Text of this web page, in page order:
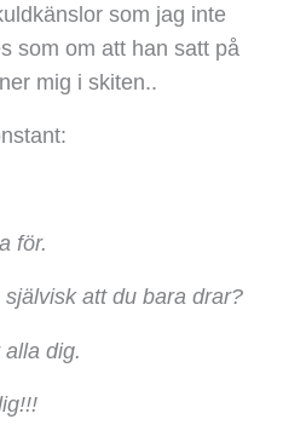
som jag inte
som om att han satt på
mig i skiten..
för.
att du bara drar?
dig.